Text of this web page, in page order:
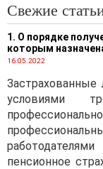
Свежие
1. О порядке
которым
16.05.2022
условиями
пенсионное